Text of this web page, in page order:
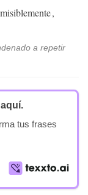
,
a repetir
tus frases